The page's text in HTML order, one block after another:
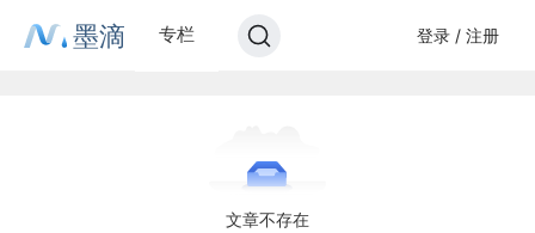
墨滴 专栏 登录 / 注册
文章不存在